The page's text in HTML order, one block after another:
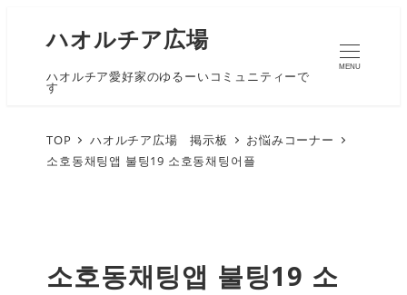
ハオルチア広場
ハオルチア愛好家のゆるーいコミュニティーで
す
MENU
TOP ハオルチア広場 掲示板
お悩みコーナー
소호동채팅앱 불팅19 소호동채팅어플
소호동채팅앱 불팅19 소